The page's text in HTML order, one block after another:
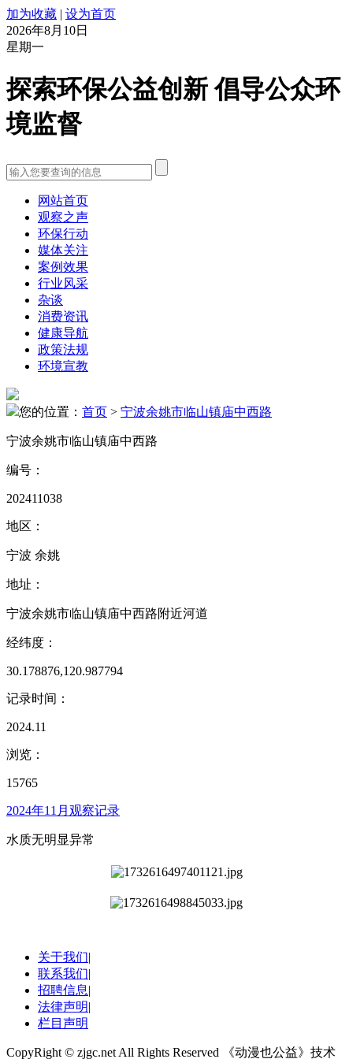
加为收藏 | 设为首页
2026年8月10日
星期一
探索环保公益创新 倡导公众环
境监督
网站首页
观察之声
环保行动
媒体关注
案例效果
行业风采
杂谈
消费资讯
健康导航
政策法规
环境宣教
您的位置： 首页 > 宁波余姚市临山镇庙中西路
宁波余姚市临山镇庙中西路
编号：
202411038
地区：
宁波 余姚
地址：
宁波余姚市临山镇庙中西路附近河道
经纬度：
30.178876,120.987794
记录时间：
2024.11
浏览：
15765
2024年11月观察记录
水质无明显异常
关于我们|
联系我们|
招聘信息|
法律声明|
栏目声明
CopyRight © zjgc.net All Rights Reserved 《动漫也公益》技术